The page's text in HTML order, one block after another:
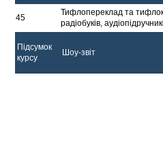
45
Тифлопереклад та
радіобуків,
Підсумок
курсу
Шоу-звіт